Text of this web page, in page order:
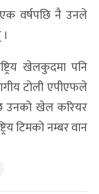
वर्षपछि नै उनले
खेलकुदमा पनि
टोली एपीएफले
उनको खेल करियर
टिमको नम्बर वान